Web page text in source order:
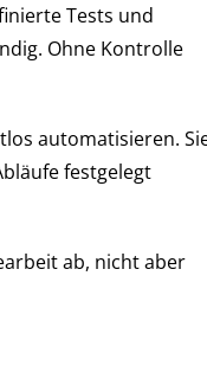
Tests und
Ohne Kontrolle
automatisieren.
festgelegt
ab, nicht aber